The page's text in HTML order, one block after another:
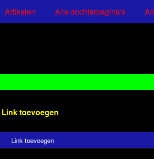
Artikelen Alle dochterpagina's
Link toevoegen
Link toevoegen